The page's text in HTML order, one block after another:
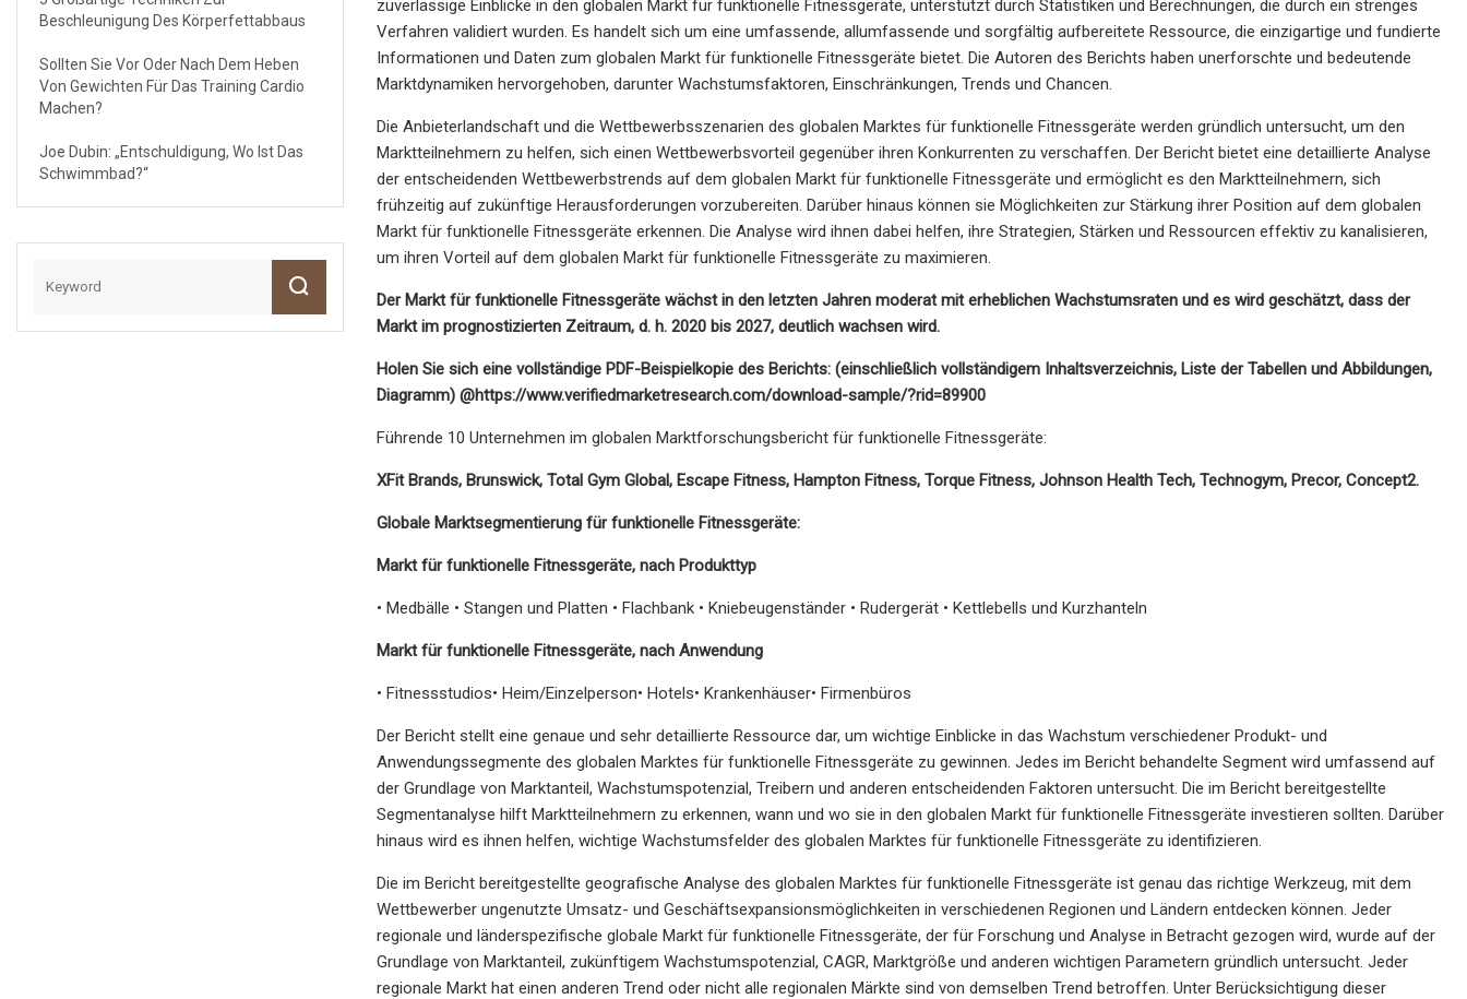
Beschleunigung Des Körperfettabbaus
Sollten Sie Vor Oder Nach Dem Heben
Von Gewichten Für Das Training Cardio
Machen?
Joe Dubin: „Entschuldigung, Wo Ist Das
Schwimmbad?“
zuverlässige Einblicke in den globalen Markt für funktionelle Fitnessgeräte, unterstützt durch Statistiken und Berechnungen, die durch ein strenges
Verfahren validiert wurden. Es handelt sich um eine umfassende, allumfassende und sorgfältig aufbereitete Ressource, die einzigartige und fundierte
Informationen und Daten zum globalen Markt für funktionelle Fitnessgeräte bietet. Die Autoren des Berichts haben unerforschte und bedeutende
Marktdynamiken hervorgehoben, darunter Wachstumsfaktoren, Einschränkungen, Trends und Chancen.
Die Anbieterlandschaft und die Wettbewerbsszenarien des globalen Marktes für funktionelle Fitnessgeräte werden gründlich untersucht, um den
Marktteilnehmern zu helfen, sich einen Wettbewerbsvorteil gegenüber ihren Konkurrenten zu verschaffen. Der Bericht bietet eine detaillierte Analyse
der entscheidenden Wettbewerbstrends auf dem globalen Markt für funktionelle Fitnessgeräte und ermöglicht es den Marktteilnehmern, sich
frühzeitig auf zukünftige Herausforderungen vorzubereiten. Darüber hinaus können sie Möglichkeiten zur Stärkung ihrer Position auf dem globalen
Markt für funktionelle Fitnessgeräte erkennen. Die Analyse wird ihnen dabei helfen, ihre Strategien, Stärken und Ressourcen effektiv zu kanalisieren,
um ihren Vorteil auf dem globalen Markt für funktionelle Fitnessgeräte zu maximieren.
Der Markt für funktionelle Fitnessgeräte wächst in den letzten Jahren moderat mit erheblichen Wachstumsraten und es wird geschätzt, dass der
Markt im prognostizierten Zeitraum, d. h. 2020 bis 2027, deutlich wachsen wird.
Holen Sie sich eine vollständige PDF-Beispielkopie des Berichts: (einschließlich vollständigem Inhaltsverzeichnis, Liste der Tabellen und Abbildungen,
Diagramm) @https://www.verifiedmarketresearch.com/download-sample/?rid=89900
Führende 10 Unternehmen im globalen Marktforschungsbericht für funktionelle Fitnessgeräte:
XFit Brands, Brunswick, Total Gym Global, Escape Fitness, Hampton Fitness, Torque Fitness, Johnson Health Tech, Technogym, Precor, Concept2.
Globale Marktsegmentierung für funktionelle Fitnessgeräte:
Markt für funktionelle Fitnessgeräte, nach Produkttyp
• Medbälle • Stangen und Platten • Flachbank • Kniebeugenständer • Rudergerät • Kettlebells und Kurzhanteln
Markt für funktionelle Fitnessgeräte, nach Anwendung
• Fitnessstudios• Heim/Einzelperson• Hotels• Krankenhäuser• Firmenbüros
Der Bericht stellt eine genaue und sehr detaillierte Ressource dar, um wichtige Einblicke in das Wachstum verschiedener Produkt- und
Anwendungssegmente des globalen Marktes für funktionelle Fitnessgeräte zu gewinnen. Jedes im Bericht behandelte Segment wird umfassend auf
der Grundlage von Marktanteil, Wachstumspotenzial, Treibern und anderen entscheidenden Faktoren untersucht. Die im Bericht bereitgestellte
Segmentanalyse hilft Marktteilnehmern zu erkennen, wann und wo sie in den globalen Markt für funktionelle Fitnessgeräte investieren sollten. Darüber
hinaus wird es ihnen helfen, wichtige Wachstumsfelder des globalen Marktes für funktionelle Fitnessgeräte zu identifizieren.
Die im Bericht bereitgestellte geografische Analyse des globalen Marktes für funktionelle Fitnessgeräte ist genau das richtige Werkzeug, mit dem
Wettbewerber ungenutzte Umsatz- und Geschäftsexpansionsmöglichkeiten in verschiedenen Regionen und Ländern entdecken können. Jeder
regionale und länderspezifische globale Markt für funktionelle Fitnessgeräte, der für Forschung und Analyse in Betracht gezogen wird, wurde auf der
Grundlage von Marktanteil, zukünftigem Wachstumspotenzial, CAGR, Marktgröße und anderen wichtigen Parametern gründlich untersucht. Jeder
regionale Markt hat einen anderen Trend oder nicht alle regionalen Märkte sind von demselben Trend betroffen. Unter Berücksichtigung dieser